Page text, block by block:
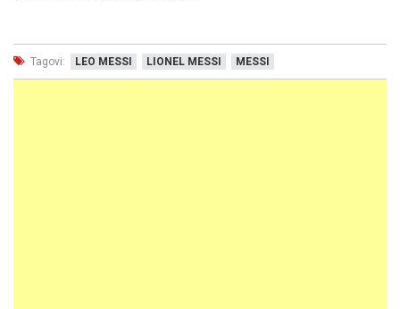
Tagovi: LEO MESSI LIONEL MESSI MESSI